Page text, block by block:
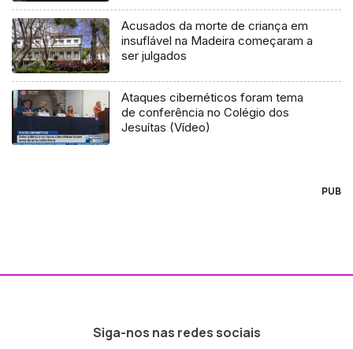
Acusados da morte de criança em
insuflável na Madeira começaram a
ser julgados
Ataques cibernéticos foram tema
de conferência no Colégio dos
Jesuítas (Vídeo)
PUB
Siga-nos nas redes sociais